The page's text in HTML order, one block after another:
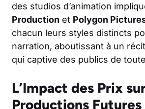
des studios d’animation
Production et Polygon
chacun leurs styles distincts
narration, aboutissant à un
qui captive des publics de
L’Impact des Prix
Productions Futures